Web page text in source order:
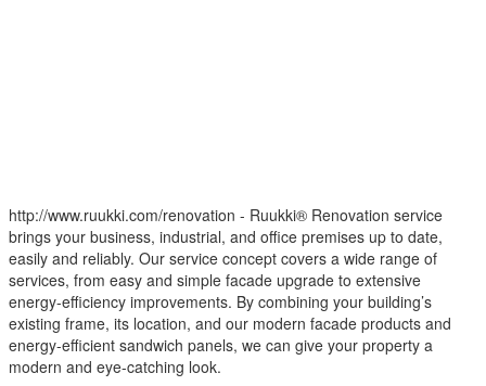
http://www.ruukki.com/renovation - Ruukki® Renovation service
brings your business, industrial, and office premises up to date,
easily and reliably. Our service concept covers a wide range of
services, from easy and simple facade upgrade to extensive
energy-efficiency improvements. By combining your building’s
existing frame, its location, and our modern facade products and
energy-efficient sandwich panels, we can give your property a
modern and eye-catching look.